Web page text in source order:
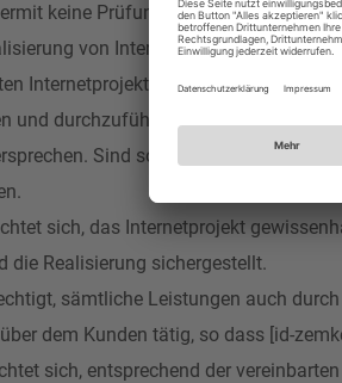
keine Prüfungspflicht.
von Internetprojekten kann
Internetprojektes zu ändern, zu
und durchzuführen. Sofern die
Sind solcher Art
sich, das Internetprojekt
die Realisierung sichergestellt.
sämtliche Leistungen auch
dem Kunden tätig, so dass [id-
sich, entsprechend der